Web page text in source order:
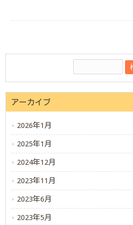
アーカイブ
2026年1月
2025年1月
2024年12月
2023年11月
2023年6月
2023年5月